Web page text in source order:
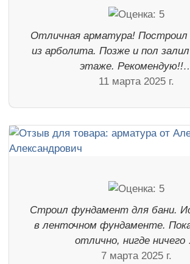
Отличная арматура! Построил
из арболита. Позже и пол
этаже.
11 марта 2025 г.
Строил фундамент для бани.
в ленточном фундаменте.
отлично, нигде
7 марта 2025 г.